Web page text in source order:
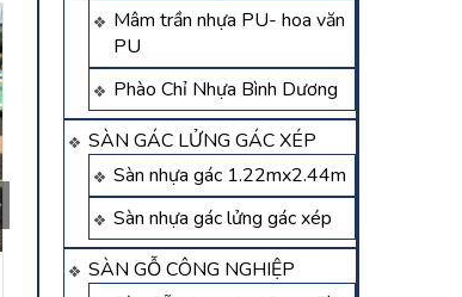
Mâm trần nhựa PU- hoa văn
PU
Phào Chỉ Nhựa Bình Dương
SÀN GÁC LỬNG GÁC XÉP
Sàn nhựa gác 1.22mx2.44m
Sàn nhựa gác lửng gác xép
SÀN GỖ CÔNG NGHIỆP
công trình thi công sàn